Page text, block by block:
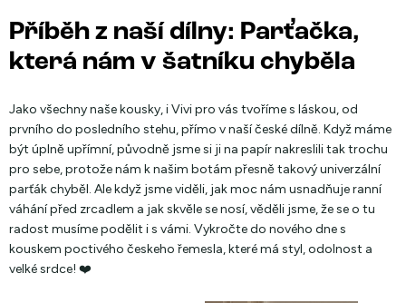
Příběh z naší dílny: Parťačka,
která nám v šatníku chyběla
Jako všechny naše kousky, i Vivi pro vás tvoříme s láskou, od
prvního do posledního stehu, přímo v naší české dílně. Když máme
být úplně upřímní, původně jsme si ji na papír nakreslili tak trochu
pro sebe, protože nám k našim botám přesně takový univerzální
parťák chyběl. Ale když jsme viděli, jak moc nám usnadňuje ranní
váhání před zrcadlem a jak skvěle se nosí, věděli jsme, že se o tu
radost musíme podělit i s vámi. Vykročte do nového dne s
kouskem poctivého českeho řemesla, které má styl, odolnost a
velké srdce! ❤️